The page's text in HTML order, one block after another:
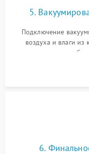
5.
Подключение
воздуха и влаги из
дозированным
электронным весам.
6.